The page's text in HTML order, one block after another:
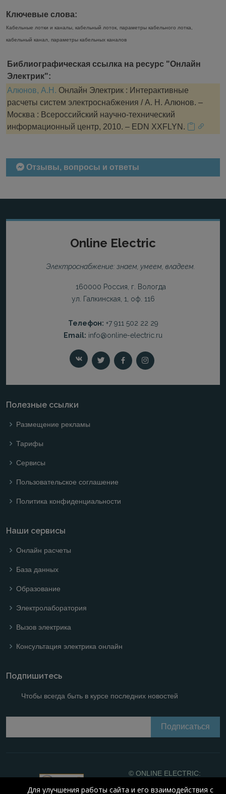
Ключевые слова:
Кабельные лотки и каналы, кабельный лоток, параметры кабельного лотка,
кабельный канал, параметры кабельных каналов
Библиографическая ссылка на ресурс "Онлайн
Электрик":
Алюнов, А.Н. Онлайн Электрик : Интерактивные
расчеты систем электроснабжения / А. Н. Алюнов. –
Москва : Всероссийский научно-технический
информационный центр, 2010. – EDN XXFLYN.
Отзывы, вопросы и ответы
Online Electric
Электроснабжение: знаем, умеем, владеем.
160000 Россия, г. Вологда
ул. Галкинская, 1, оф. 116
Телефон: +7 911 502 22 29
Email: info@online-electric.ru
Полезные ссылки
Размещение рекламы
Тарифы
Сервисы
Пользовательское соглашение
Политика конфиденциальности
Наши сервисы
Онлайн расчеты
База данных
Образование
Электролаборатория
Вызов электрика
Консультация электрика онлайн
Подпишитесь
Чтобы всегда быть в курсе последних новостей
© ONLINE ELECTRIC:
Для улучшения работы сайта и его взаимодействия с